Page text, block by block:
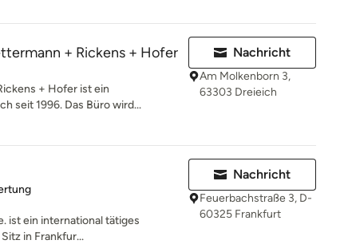
+ Rickens + Hofer
+ Hofer ist ein
seit 1996. Das Büro wird...
Nachricht
Am Molkenborn 3,
63303 Dreieich
5 von 5 Sternen
ist ein international tätiges
in Frankfur...
Nachricht
Feuerbachstraße 3, D-
60325 Frankfurt